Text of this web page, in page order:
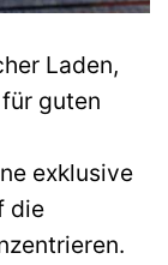
Laden,
guten
exklusive
die